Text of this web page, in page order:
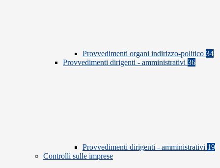
Provvedimenti organi indirizzo-politico 34
Provvedimenti dirigenti - amministrativi 36
Provvedimenti dirigenti - amministrativi 19
Controlli sulle imprese